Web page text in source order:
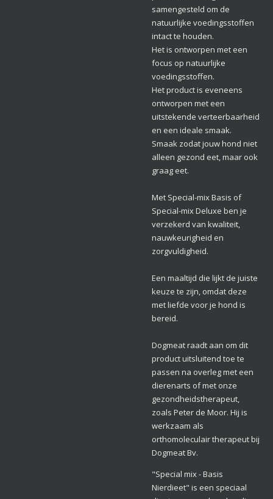
samengesteld om de
natuurlijke voedingsstoffen
intact te houden.
Het is ontworpen met een
focus op natuurlijke
voedingsstoffen.
Het product is eveneens
ontworpen met een
uitstekende verteerbaarheid
en een ideale smaak.
Smaak zodat jouw hond niet
alleen gezond eet, maar ook
graag eet.
Met Special-mix Basis of
Special-mix Deluxe ben je
verzekerd van kwaliteit,
nauwkeurigheid en
zorgvuldigheid.
Een maaltijd die lijkt de juiste
keuze te zijn, omdat deze
met liefde voor je hond is
bereid.
Dogmeat raadt aan om dit
product uitsluitend toe te
passen na overleg met een
dierenarts of met onze
gezondheidstherapeut,
zoals Peter de Moor. Hij is
werkzaam als
orthomoleculair therapeut bij
Dogmeat Bv.
"Special mix - Basis
Nierdieet" is een speciaal